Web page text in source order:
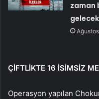
zaman
ÇİFTLİKTE 16 İSİMSİZ
Operasyon yapılan